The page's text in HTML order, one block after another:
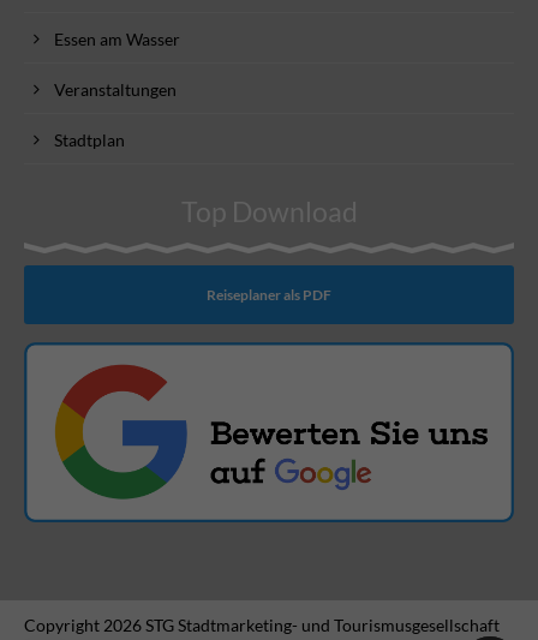
Essen am Wasser
Veranstaltungen
Stadtplan
Top Download
Reiseplaner als PDF
Copyright 2026 STG Stadtmarketing- und Tourismusgesellschaft